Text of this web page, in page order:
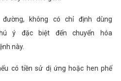
không có chỉ định dùng
ý đặc biệt đến chuyển hóa
này.
có tiền sử dị ứng hoặc hen phế